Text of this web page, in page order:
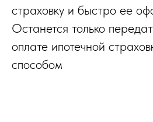
страховку и быстро ее
Останется только
оплате ипотечной
способом